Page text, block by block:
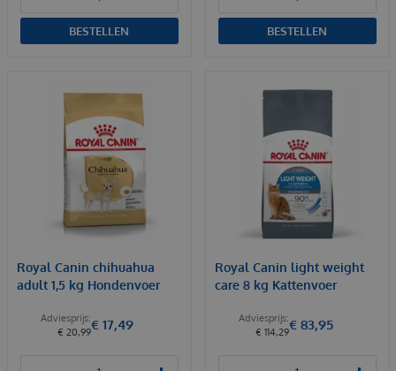
BESTELLEN BESTELLEN
Royal Canin chihuahua
adult 1,5 kg Hondenvoer
€ 20,99€ 17,49
Royal Canin light weight
care 8 kg Kattenvoer
€ 114,29€ 83,95